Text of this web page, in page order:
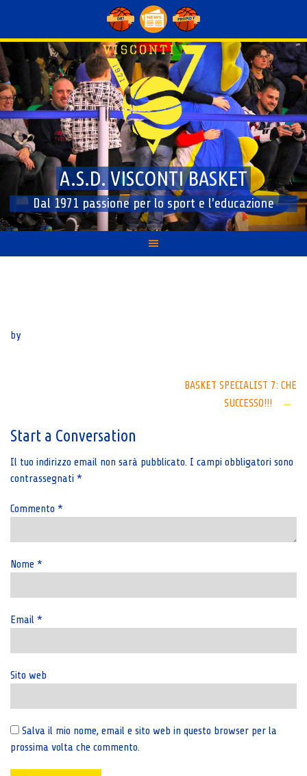
content
A.S.D. VISCONTI BASKET
Dal 1971 passione per lo sport e l'educazione
by
BASKET SPECIALIST 7: CHE
SUCCESSO!!!
→
Start a Conversation
Il tuo indirizzo email non sarà pubblicato. I campi obbligatori sono
contrassegnati *
Commento *
Nome *
Email *
Sito web
Salva il mio nome, email e sito web in questo browser per la
prossima volta che commento.